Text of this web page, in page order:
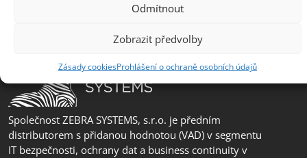
Odmítnout
Zobrazit předvolby
Zásady cookiesProhlášení o ochraně osobních údajů
Společnost ZEBRA SYSTEMS, s.r.o. je předním
distributorem s přidanou hodnotou (VAD) v segmentu
IT bezpečnosti, ochrany dat a business continuity v